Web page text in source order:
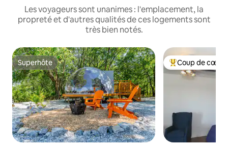
Les voyageurs sont unanimes : l'emplacement, la
propreté et d'autres qualités de ces logements sont
très bien notés.
Superhôte
Superhôte Coup de cœur
Coup de cœur